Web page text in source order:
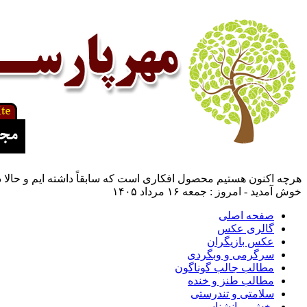
هرچه اکنون هستیم محصول افکاری است که سابقاً داشته ایم و حالا
خوش آمدید - امروز : جمعه ۱۶ مرداد ۱۴۰۵
صفحه اصلی
گالری عکس
عکس بازیگران
سرگرمی و وبگردی
مطالب جالب گوناگون
مطالب طنز و خنده
سلامتی و تندرستی